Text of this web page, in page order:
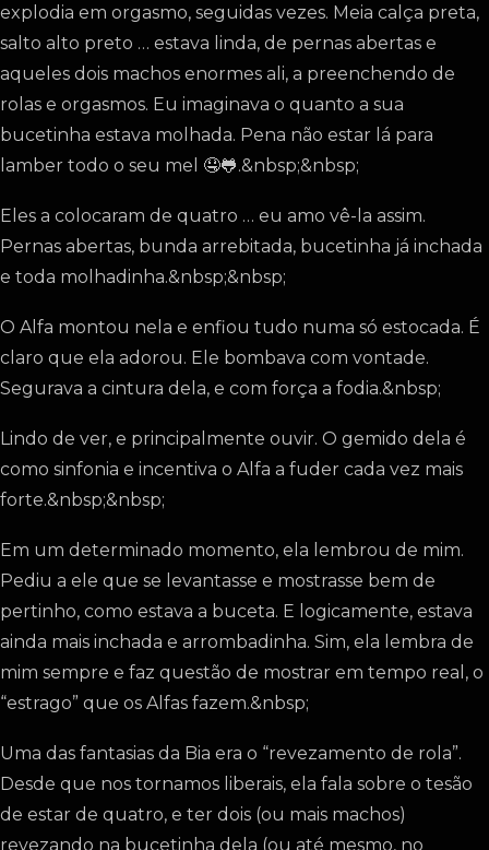
explodia em orgasmo, seguidas vezes. Meia calça preta,
salto alto preto … estava linda, de pernas abertas e
aqueles dois machos enormes ali, a preenchendo de
rolas e orgasmos. Eu imaginava o quanto a sua
bucetinha estava molhada. Pena não estar lá para
lamber todo o seu mel 🤤🐸.&nbsp;&nbsp;
Eles a colocaram de quatro … eu amo vê-la assim.
Pernas abertas, bunda arrebitada, bucetinha já inchada
e toda molhadinha.&nbsp;&nbsp;
O Alfa montou nela e enfiou tudo numa só estocada. É
claro que ela adorou. Ele bombava com vontade.
Segurava a cintura dela, e com força a fodia.&nbsp;
Lindo de ver, e principalmente ouvir. O gemido dela é
como sinfonia e incentiva o Alfa a fuder cada vez mais
forte.&nbsp;&nbsp;
Em um determinado momento, ela lembrou de mim.
Pediu a ele que se levantasse e mostrasse bem de
pertinho, como estava a buceta. E logicamente, estava
ainda mais inchada e arrombadinha. Sim, ela lembra de
mim sempre e faz questão de mostrar em tempo real, o
“estrago” que os Alfas fazem.&nbsp;
Uma das fantasias da Bia era o “revezamento de rola”.
Desde que nos tornamos liberais, ela fala sobre o tesão
de estar de quatro, e ter dois (ou mais machos)
revezando na bucetinha dela (ou até mesmo, no